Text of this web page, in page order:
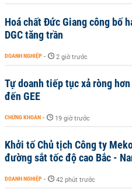
Hoá chất Đức Giang công bố
DGC tăng trần
DOANH NGHIỆP - 2 giờ trước
Tự doanh tiếp tục xả ròng
đến GEE
CHỨNG KHOÁN - 19 giờ trước
Khởi tố Chủ tịch Công ty
đường sắt tốc độ cao Bắc -
DOANH NGHIỆP - 42 phút trước